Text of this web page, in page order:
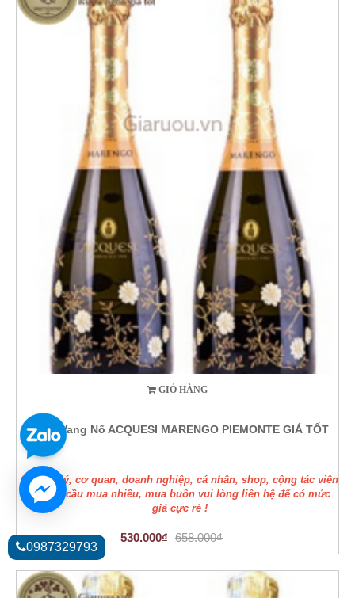
GIỎ HÀNG
Rượu Vang Nổ ACQUESI MARENGO PIEMONTE GIÁ TỐT
Các đại lý, cơ quan, doanh nghiệp, cá nhân, shop, cộng tác viên
có nhu cầu mua nhiều, mua buôn vui lòng liên hệ để có mức
giá cực rẻ !
530.000₫ 658.000₫
0987329793